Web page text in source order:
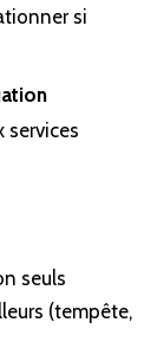
si
services
seuls
(tempête,